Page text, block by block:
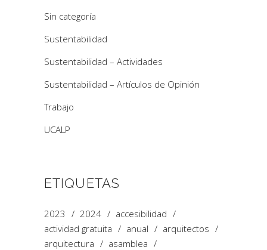
Sin categoría
Sustentabilidad
Sustentabilidad – Actividades
Sustentabilidad – Artículos de Opinión
Trabajo
UCALP
ETIQUETAS
2023 2024
accesibilidad
actividad gratuita
anual
arquitectos
arquitectura
asamblea